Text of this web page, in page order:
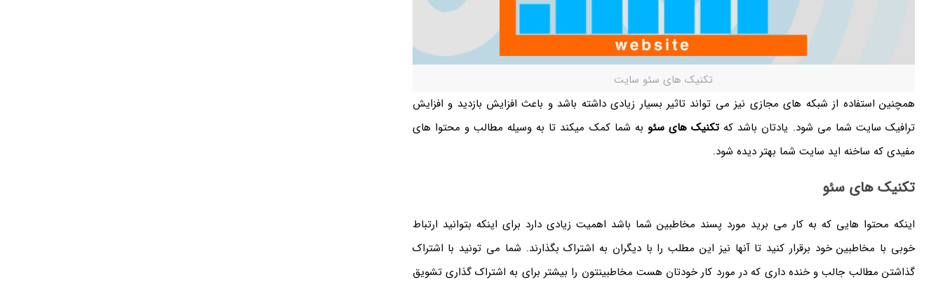
تکنیک های سئو سایت
همچنین استفاده از شبکه های مجازی نیز می تواند تاثیر بسیار زیادی داشته باشد و باعث افزایش بازدید و افزایش
ترافیک سایت شما می شود. یادتان باشد که تکنیک های سئو به شما کمک میکند تا به وسیله مطالب و محتوا های
مفیدی که ساخنه اید سایت شما بهتر دیده شود.
تکنیک های سئو
اینکه محتوا هایی که به کار می برید مورد پسند مخاطبین شما باشد اهمیت زیادی دارد برای اینکه بتوانید ارتباط
خوبی با مخاطبین خود برقرار کنید تا آنها نیز این مطلب را با دیگران به اشتراک بگذارند. شما می تونید با اشتراک
گذاشتن مطالب جالب و خنده داری که در مورد کار خودتان هست مخاطبینتون را بیشتر برای به اشتراک گذاری تشویق